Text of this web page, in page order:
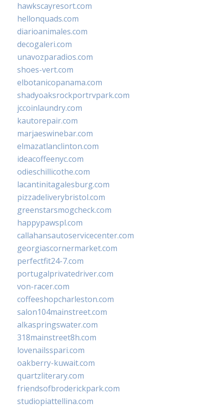
hawkscayresort.com
hellonquads.com
diarioanimales.com
decogaleri.com
unavozparadios.com
shoes-vert.com
elbotanicopanama.com
shadyoaksrockportrvpark.com
jccoinlaundry.com
kautorepair.com
marjaeswinebar.com
elmazatlanclinton.com
ideacoffeenyc.com
odieschillicothe.com
lacantinitagalesburg.com
pizzadeliverybristol.com
greenstarsmogcheck.com
happypawspl.com
callahansautoservicecenter.com
georgiascornermarket.com
perfectfit24-7.com
portugalprivatedriver.com
von-racer.com
coffeeshopcharleston.com
salon104mainstreet.com
alkaspringswater.com
318mainstreet8h.com
lovenailsspari.com
oakberry-kuwait.com
quartzliterary.com
friendsofbroderickpark.com
studiopiattellina.com